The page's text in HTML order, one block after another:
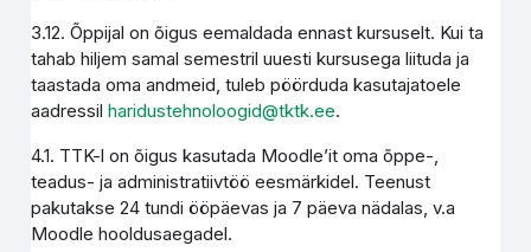
3.12. Õppijal on õigus eemaldada ennast kursuselt. Kui ta
tahab hiljem samal semestril uuesti kursusega liituda ja
taastada oma andmeid, tuleb pöörduda kasutajatoele
aadressilharidustehnoloogid@tktk.ee.
4.1. TTK-l on õigus kasutada Moodle’it oma õppe-,
teadus- ja administratiivtöö eesmärkidel. Teenust
pakutakse 24 tundi ööpäevas ja 7 päeva nädalas, v.a
Moodle hooldusaegadel.